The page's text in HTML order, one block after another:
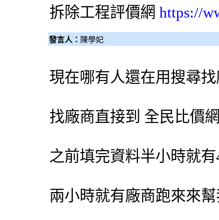
拆除工程評價網 https://
發言人： 陳學妃
現在哪有人還在用搜尋
找廠商直接到 全民比價
之前填完資料半小時就
兩小時就有廠商跑來來